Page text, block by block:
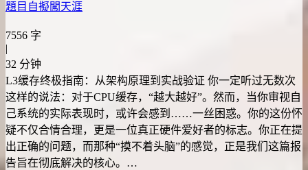
題目自擬闖天涯
7556 字
|
32 分钟
L3缓存终极指南：从架构原理到实战验证 你一定听过无数次
这样的说法：对于CPU缓存，“越大越好”。然而，当你审视自
己系统的实际表现时，或许会感到……一丝困惑。你的这份怀
疑不仅合情合理，更是一位真正硬件爱好者的标志。你正在提
出正确的问题，而那种“摸不着头脑”的感觉，正是我们这篇报
告旨在彻底解决的核心。…